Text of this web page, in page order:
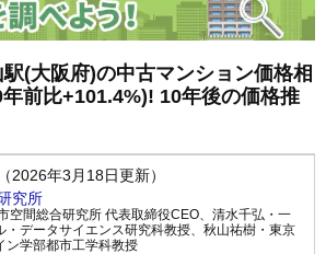
駅(大阪府)の中古マンション価格相
前比+101.4%)! 10年後の価格推
2026年3月18日更新）
究所
空間総合研究所 代表取締役CEO、 清水千弘・一
・データサイエンス研究科教授、 秋山祐樹・東京
ン学部都市工学科教授